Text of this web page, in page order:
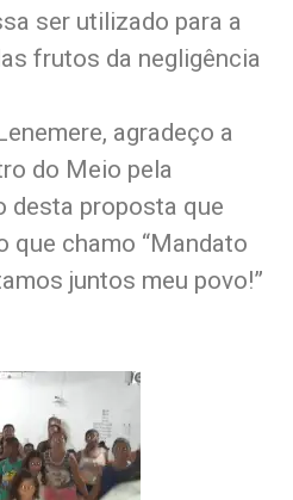
ser utilizado para a
frutos da negligência
agradeço a
do Meio pela
desta proposta que
que chamo “Mandato
juntos meu povo!”